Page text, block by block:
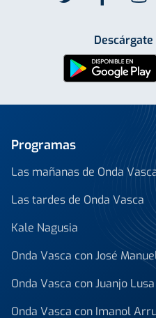
Programas
Las mañanas de Onda
Las tardes de Onda Vasca
Kale Nagusia
Onda Vasca con José
Onda Vasca con Juanjo
Onda Vasca con Imanol